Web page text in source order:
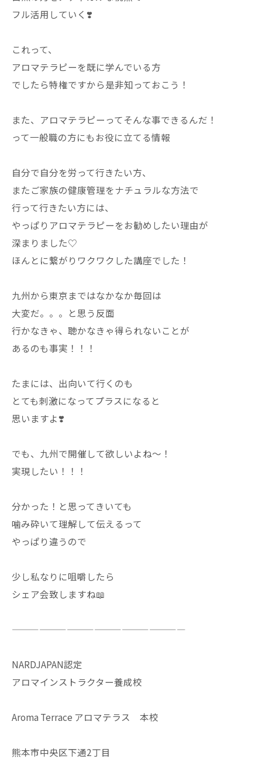
フル活用していく❣️
これって、
アロマテラピーを既に学んでいる方
でしたら特権ですから是非知っておこう！
また、アロマテラピーってそんな事できるんだ！
って一般職の方にもお役に立てる情報
自分で自分を労って行きたい方、
またご家族の健康管理をナチュラルな方法で
行って行きたい方には、
やっぱりアロマテラピーをお勧めしたい理由が
深まりました♡
ほんとに繋がりワクワクした講座でした！
九州から東京まではなかなか毎回は
大変だ。。。と思う反面
行かなきゃ、聴かなきゃ得られないことが
あるのも事実！！！
たまには、出向いて行くのも
とても刺激になってプラスになると
思いますよ❣️
でも、九州で開催して欲しいよね〜！
実現したい！！！
分かった！と思ってきいても
噛み砕いて理解して伝えるって
やっぱり違うので
少し私なりに咀嚼したら
シェア会致しますね📖
———————————————————
NARDJAPAN認定
アロマインストラクター養成校
Aroma Terrace アロマテラス 本校
熊本市中央区下通2丁目